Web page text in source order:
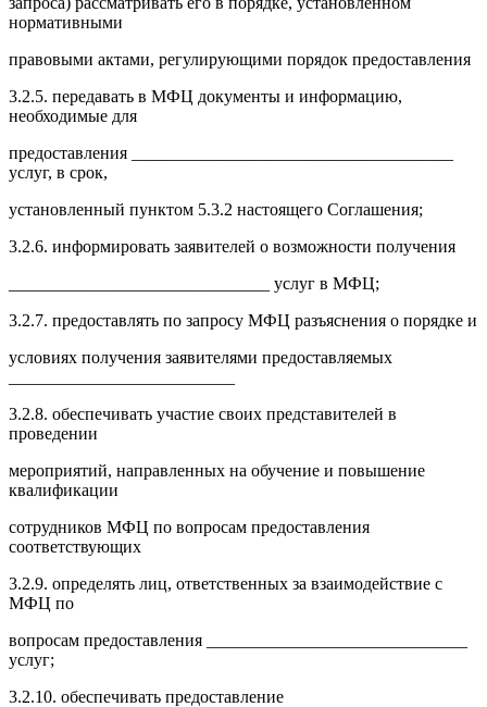
нормативными
правовыми актами, регулирующими порядок предоставления
3.2.5. передавать в МФЦ документы и информацию,
необходимые для
предоставления _____________________________________
услуг, в срок,
установленный пунктом 5.3.2 настоящего Соглашения;
3.2.6. информировать заявителей о возможности получения
______________________________ услуг в МФЦ;
3.2.7. предоставлять по запросу МФЦ разъяснения о порядке и
условиях получения заявителями предоставляемых
3.2.8. обеспечивать участие своих представителей в
проведении
мероприятий, направленных на обучение и повышение
квалификации
сотрудников МФЦ по вопросам предоставления
соответствующих
3.2.9. определять лиц, ответственных за взаимодействие с
МФЦ по
вопросам предоставления ______________________________
услуг;
3.2.10. обеспечивать предоставление